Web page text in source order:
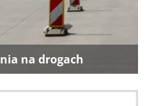
na drogach